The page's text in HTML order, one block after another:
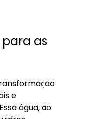
para as
e
água, ao